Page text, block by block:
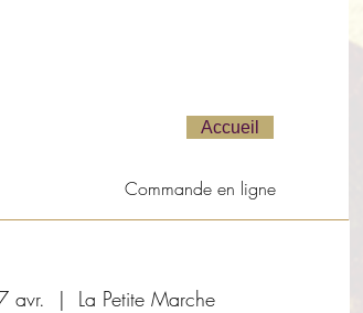
Accueil
Commande en ligne
avr.
  |
La Petite Marche